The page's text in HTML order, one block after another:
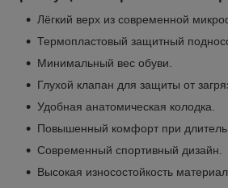
Лёгкий верх из современной
Термопластовый защитный
Минимальный вес обуви.
Глухой клапан для защиты от
Удобная анатомическая колодка.
Повышенный комфорт при
Современный спортивный дизайн.
Высокая износостойкость